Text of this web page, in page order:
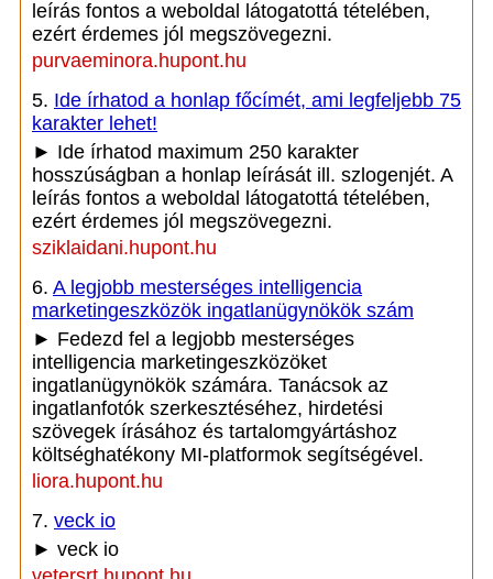
leírás fontos a weboldal látogatottá tételében,
ezért érdemes jól megszövegezni.
purvaeminora.hupont.hu
5. Ide írhatod a honlap főcímét, ami legfeljebb 75
karakter lehet!
► Ide írhatod maximum 250 karakter
hosszúságban a honlap leírását ill. szlogenjét. A
leírás fontos a weboldal látogatottá tételében,
ezért érdemes jól megszövegezni.
sziklaidani.hupont.hu
6. A legjobb mesterséges intelligencia
marketingeszközök ingatlanügynökök szám
► Fedezd fel a legjobb mesterséges
intelligencia marketingeszközöket
ingatlanügynökök számára. Tanácsok az
ingatlanfotók szerkesztéséhez, hirdetési
szövegek írásához és tartalomgyártáshoz
költséghatékony MI-platformok segítségével.
liora.hupont.hu
7. veck io
► veck io